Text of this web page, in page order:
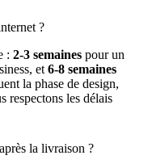
?
: 2-3 semaines pour un
et 6-8 semaines
la phase de design,
respectons les délais
la livraison ?